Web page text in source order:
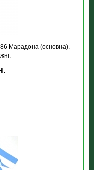
Марадона (основна).